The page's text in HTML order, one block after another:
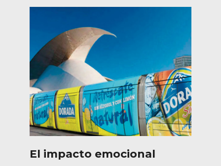
El impacto emocional